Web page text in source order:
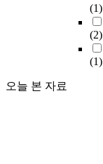
(1)
(2)
(1)
오늘 본 자료